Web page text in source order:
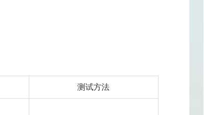
测试方法